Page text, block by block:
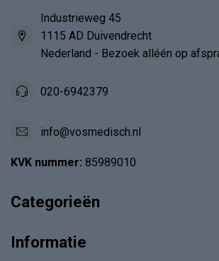
Industrieweg 45
1115 AD Duivendrecht
Nederland - Bezoek alléén op
020-6942379
info@vosmedisch.nl
KVK nummer: 85989010
Categorieën
Informatie